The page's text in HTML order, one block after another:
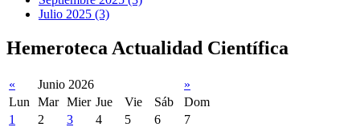
Julio 2025 (3)
Hemeroteca Actualidad Científica
« Junio 2026
»
Lun
Mar Mier Jue Vie Sáb
Dom
1
2 3 4 5 6
7